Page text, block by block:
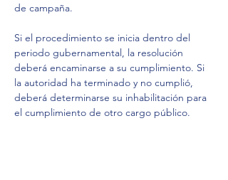
de campaña.
Si el procedimiento se inicia dentro del
periodo gubernamental, la resolución
deberá encaminarse a su cumplimiento. Si
la autoridad ha terminado y no cumplió,
deberá determinarse su inhabilitación para
el cumplimiento de otro cargo público.